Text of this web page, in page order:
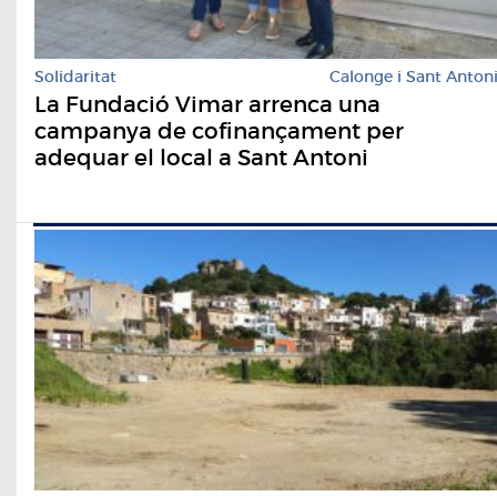
Solidaritat Calonge i Sant Antoni
La Fundació Vimar arrenca una
campanya de cofinançament per
adequar el local a Sant Antoni